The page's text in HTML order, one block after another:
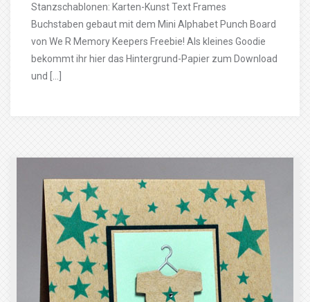
Stanzschablonen: Karten-Kunst Text Frames
Buchstaben gebaut mit dem Mini Alphabet Punch Board
von We R Memory Keepers Freebie! Als kleines Goodie
bekommt ihr hier das Hintergrund-Papier zum Download
und […]